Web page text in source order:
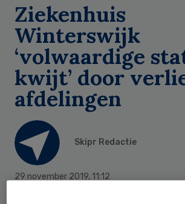
Ziekenhuis
Winterswijk
‘volwaardige
kwijt’ door
afdelingen
Skipr Redactie
29 november 2019, 11:12